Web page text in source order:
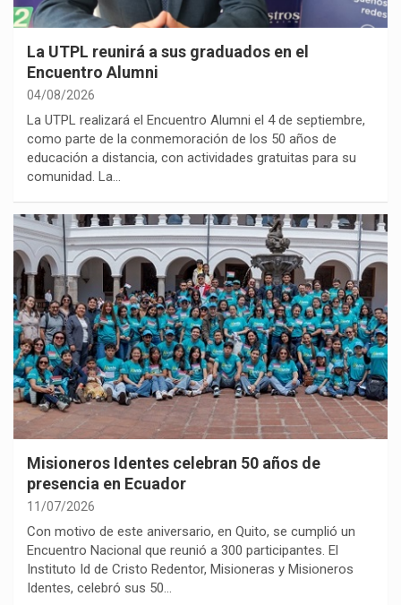
La UTPL reunirá a sus graduados en el
Encuentro Alumni
04/08/2026
La UTPL realizará el Encuentro Alumni el 4 de septiembre,
como parte de la conmemoración de los 50 años de
educación a distancia, con actividades gratuitas para su
comunidad. La…
Misioneros Identes celebran 50 años de
presencia en Ecuador
11/07/2026
Con motivo de este aniversario, en Quito, se cumplió un
Encuentro Nacional que reunió a 300 participantes. El
Instituto Id de Cristo Redentor, Misioneras y Misioneros
Identes, celebró sus 50…